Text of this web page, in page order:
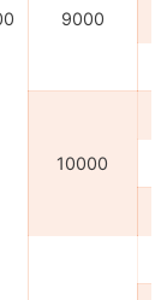
9000
10000